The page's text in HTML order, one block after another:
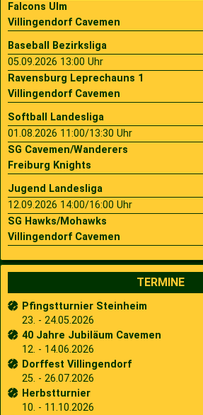
Falcons Ulm
Villingendorf Cavemen
Baseball Bezirksliga
05.09.2026 13:00 Uhr
Ravensburg Leprechauns 1
Villingendorf Cavemen
Softball Landesliga
01.08.2026 11:00/13:30 Uhr
SG Cavemen/Wanderers
Freiburg Knights
Jugend Landesliga
12.09.2026 14:00/16:00 Uhr
SG Hawks/Mohawks
Villingendorf Cavemen
TERMINE
Pfingstturnier Steinheim
23. - 24.05.2026
40 Jahre Jubiläum Cavemen
12. - 14.06.2026
Dorffest Villingendorf
25. - 26.07.2026
Herbstturnier
10. - 11.10.2026